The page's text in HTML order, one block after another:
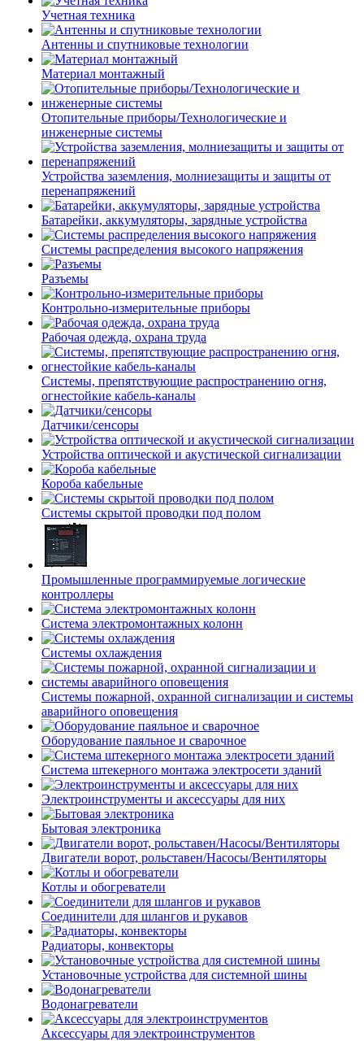
Учетная техника
Антенны и спутниковые технологии
Материал монтажный
Отопительные приборы/Технологические и
инженерные системы
Устройства заземления, молниезащиты и защиты от
перенапряжений
Батарейки, аккумуляторы, зарядные устройства
Системы распределения высокого напряжения
Разъемы
Контрольно-измерительные приборы
Рабочая одежда, охрана труда
Системы, препятствующие распространению огня,
огнестойкие кабель-каналы
Датчики/сенсоры
Устройства оптической и акустической сигнализации
Короба кабельные
Системы скрытой проводки под полом
Промышленные программируемые логические
контроллеры
Система электромонтажных колонн
Системы охлаждения
Системы пожарной, охранной сигнализации и системы
аварийного оповещения
Оборудование паяльное и сварочное
Система штекерного монтажа электросети зданий
Электроинструменты и аксессуары для них
Бытовая электроника
Двигатели ворот, рольставен/Насосы/Вентиляторы
Котлы и обогреватели
Соединители для шлангов и рукавов
Радиаторы, конвекторы
Установочные устройства для системной шины
Водонагреватели
Аксессуары для электроинструментов